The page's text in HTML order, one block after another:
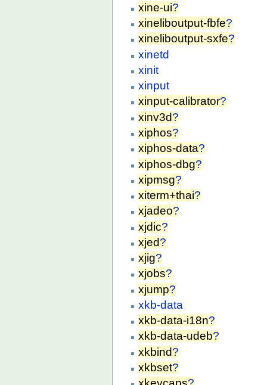
xine-ui?
xineliboutput-fbfe?
xineliboutput-sxfe?
xinetd
xinit
xinput
xinput-calibrator?
xinv3d?
xiphos?
xiphos-data?
xiphos-dbg?
xipmsg?
xiterm+thai?
xjadeo?
xjdic?
xjed?
xjig?
xjobs?
xjump?
xkb-data
xkb-data-i18n?
xkb-data-udeb?
xkbind?
xkbset?